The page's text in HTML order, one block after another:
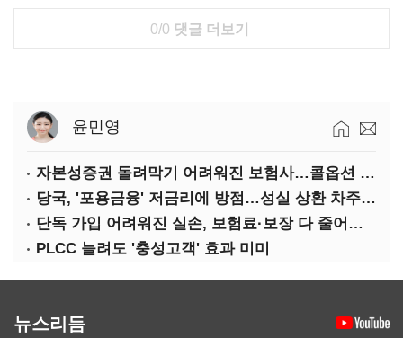
0/0 댓글 더보기
윤민영
자본성증권 돌려막기 어려워진 보험사…콜옵션 부담 급증
당국, '포용금융' 저금리에 방점…성실 상환 차주는 '역차별'
단독 가입 어려워진 실손, 보험료·보장 다 줄어든 5세대는?
PLCC 늘려도 '충성고객' 효과 미미
뉴스리듬